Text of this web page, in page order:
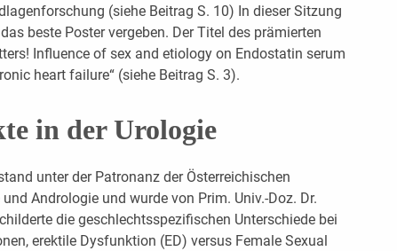
(siehe Beitrag S. 10) In dieser Sitzung
beste Poster vergeben. Der Titel des prämierten
Influence of sex and etiology on Endostatin serum
heart failure“ (siehe Beitrag S. 3).
in der Urologie
unter der Patronanz der Österreichischen
Andrologie und wurde von Prim. Univ.-Doz. Dr.
die geschlechtsspezifischen Unterschiede bei
erektile Dysfunktion (ED) versus Female Sexual